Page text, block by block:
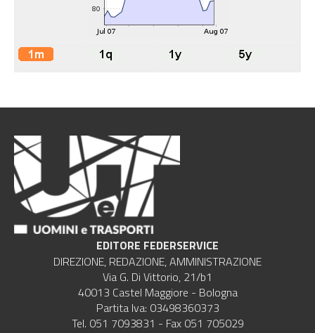
EDITORE FEDERSERVICE
DIREZIONE, REDAZIONE, AMMINISTRAZIONE
Via G. Di Vittorio, 21/b1
40013 Castel Maggiore - Bologna
Partita Iva: 03498360373
Tel. 051 7093831 - Fax 051 705029